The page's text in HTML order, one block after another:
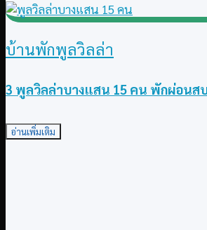
บ้านพักพูลวิลล่า
3 พูลวิลล่าบางแสน 15 คน พักผ่อนส
อ่านเพิ่มเติม